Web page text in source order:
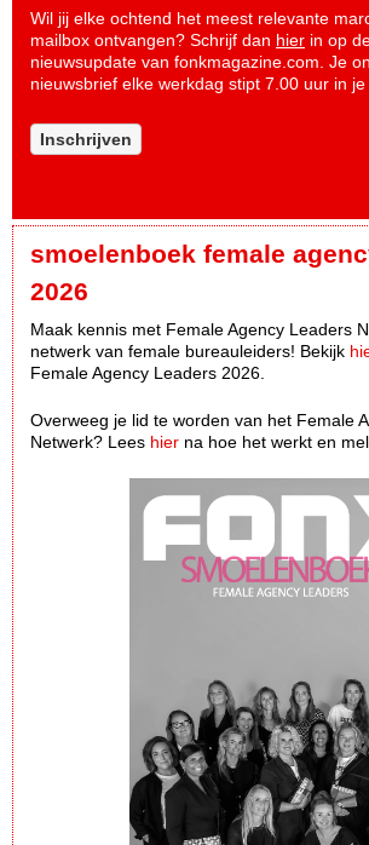
Wil jij elke ochtend het meest relevante
mailbox ontvangen? Schrijf dan hier in op
nieuwsupdate van fonkmagazine.com. Je
nieuwsbrief elke werkdag stipt 7.00 uur in je
Inschrijven
smoelenboek female
2026
Maak kennis met Female Agency Leaders
netwerk van female bureauleiders! Bekijk
Female Agency Leaders 2026.
Overweeg je lid te worden van het Female
Netwerk? Lees hier na hoe het werkt en